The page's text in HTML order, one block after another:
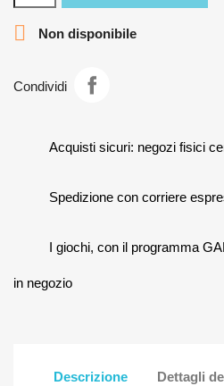
 Non disponibile
Condividi
Acquisti sicuri: negozi fisici
Spedizione con corriere
I giochi, con il programma
in negozio
Descrizione Dettagli